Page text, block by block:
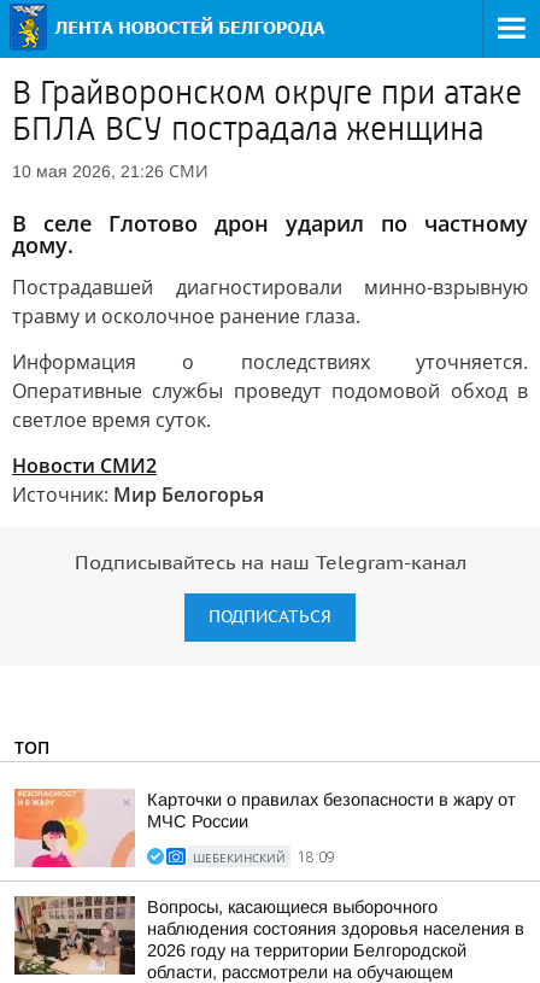
В Грайворонском округе при атаке
БПЛА ВСУ пострадала женщина
10 мая 2026, 21:26 СМИ
В селе Глотово дрон ударил по частному
дому.
Пострадавшей диагностировали минно-взрывную
травму и осколочное ранение глаза.
Информация о последствиях уточняется.
Оперативные службы проведут подомовой обход в
светлое время суток.
Новости СМИ2
Источник: Мир Белогорья
Подписывайтесь на наш Telegram-канал
ПОДПИСАТЬСЯ
ТОП
Карточки о правилах безопасности в жару от
МЧС России
ШЕБЕКИНСКИЙ 18:09
Вопросы, касающиеся выборочного
наблюдения состояния здоровья населения в
2026 году на территории Белгородской
области, рассмотрели на обучающем